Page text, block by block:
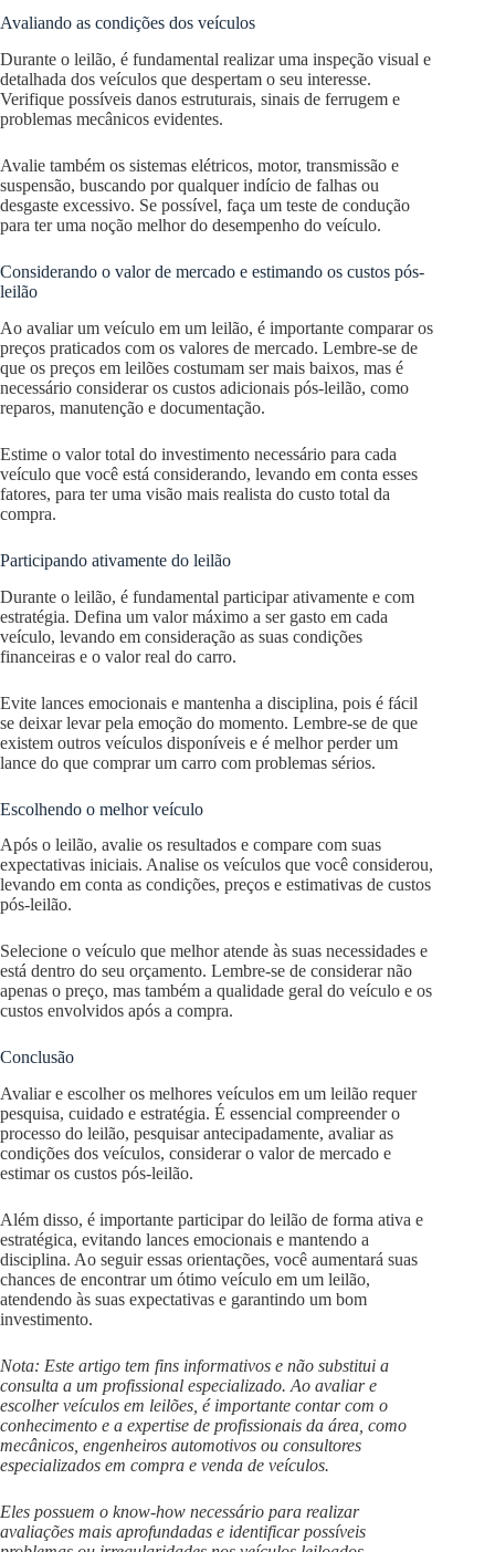
Avaliando as condições dos veículos
Durante o leilão, é fundamental realizar uma inspeção visual e
detalhada dos veículos que despertam o seu interesse.
Verifique possíveis danos estruturais, sinais de ferrugem e
problemas mecânicos evidentes.
Avalie também os sistemas elétricos, motor, transmissão e
suspensão, buscando por qualquer indício de falhas ou
desgaste excessivo. Se possível, faça um teste de condução
para ter uma noção melhor do desempenho do veículo.
Considerando o valor de mercado e estimando os custos pós-
leilão
Ao avaliar um veículo em um leilão, é importante comparar os
preços praticados com os valores de mercado. Lembre-se de
que os preços em leilões costumam ser mais baixos, mas é
necessário considerar os custos adicionais pós-leilão, como
reparos, manutenção e documentação.
Estime o valor total do investimento necessário para cada
veículo que você está considerando, levando em conta esses
fatores, para ter uma visão mais realista do custo total da
compra.
Participando ativamente do leilão
Durante o leilão, é fundamental participar ativamente e com
estratégia. Defina um valor máximo a ser gasto em cada
veículo, levando em consideração as suas condições
financeiras e o valor real do carro.
Evite lances emocionais e mantenha a disciplina, pois é fácil
se deixar levar pela emoção do momento. Lembre-se de que
existem outros veículos disponíveis e é melhor perder um
lance do que comprar um carro com problemas sérios.
Escolhendo o melhor veículo
Após o leilão, avalie os resultados e compare com suas
expectativas iniciais. Analise os veículos que você considerou,
levando em conta as condições, preços e estimativas de custos
pós-leilão.
Selecione o veículo que melhor atende às suas necessidades e
está dentro do seu orçamento. Lembre-se de considerar não
apenas o preço, mas também a qualidade geral do veículo e os
custos envolvidos após a compra.
Conclusão
Avaliar e escolher os melhores veículos em um leilão requer
pesquisa, cuidado e estratégia. É essencial compreender o
processo do leilão, pesquisar antecipadamente, avaliar as
condições dos veículos, considerar o valor de mercado e
estimar os custos pós-leilão.
Além disso, é importante participar do leilão de forma ativa e
estratégica, evitando lances emocionais e mantendo a
disciplina. Ao seguir essas orientações, você aumentará suas
chances de encontrar um ótimo veículo em um leilão,
atendendo às suas expectativas e garantindo um bom
investimento.
Nota: Este artigo tem fins informativos e não substitui a
consulta a um profissional especializado. Ao avaliar e
escolher veículos em leilões, é importante contar com o
conhecimento e a expertise de profissionais da área, como
mecânicos, engenheiros automotivos ou consultores
especializados em compra e venda de veículos.
Eles possuem o know-how necessário para realizar
avaliações mais aprofundadas e identificar possíveis